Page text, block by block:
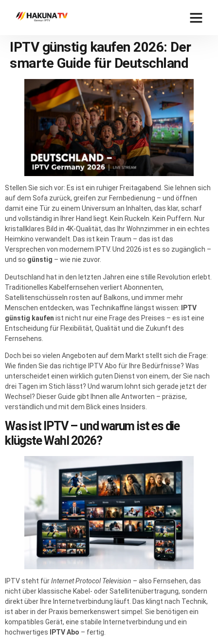
IPTV günstig kaufen 2026: Der
smarte Guide für Deutschland
Stellen Sie sich vor: Es ist ein ruhiger Freitagabend. Sie lehnen sich
auf dem Sofa zurück, greifen zur Fernbedienung – und öffnen
damit eine Tür zu einem Universum an Inhalten, das klar, scharf
und vollständig in Ihrer Hand liegt. Kein Ruckeln. Kein Puffern. Nur
kristallklares Bild in 4K-Qualität, das Ihr Wohnzimmer in ein echtes
Heimkino verwandelt. Das ist kein Traum – das ist das
Versprechen von modernem IPTV. Und 2026 ist es so zugänglich –
und so günstig – wie nie zuvor.
Deutschland hat in den letzten Jahren eine stille Revolution erlebt.
Traditionelles Kabelfernsehen verliert Abonnenten,
Satellitenschüsseln rosten auf Balkons, und immer mehr
Menschen entdecken, was Technikaffine längst wissen: IPTV
günstig kaufen ist nicht nur eine Frage des Preises – es ist eine
Entscheidung für Flexibilität, Qualität und die Zukunft des
Fernsehens.
Doch bei so vielen Angeboten auf dem Markt stellt sich die Frage:
Wie finden Sie das richtige IPTV Abo für Ihre Bedürfnisse? Was
unterscheidet einen wirklich guten Dienst von einem, der Sie nach
drei Tagen im Stich lässt? Und warum lohnt sich gerade jetzt der
Wechsel? Dieser Guide gibt Ihnen alle Antworten – präzise,
verständlich und mit dem Blick eines Insiders.
Was ist IPTV – und warum ist es die
klügste Wahl 2026?
IPTV steht fürInternet Protocol Television – also Fernsehen, das
nicht über klassische Kabel- oder Satellitenübertragung, sondern
direkt über Ihre Internetverbindung läuft. Das klingt nach Technik,
ist aber in der Praxis bemerkenswert simpel: Sie benötigen ein
kompatibles Gerät, eine stabile Internetverbindung und ein
hochwertiges
IPTV Abo – fertig.